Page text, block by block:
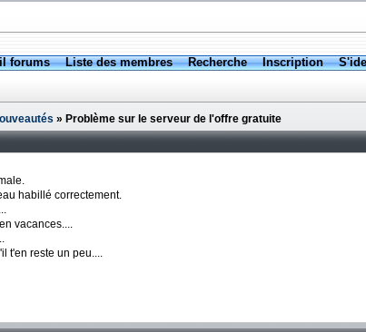
forums Liste des membres Recherche Inscription
» Problème sur le serveur de l'offre gratuite
habillé correctement.
vacances....
t'en reste un peu....